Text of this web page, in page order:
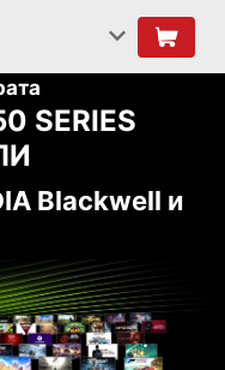
SERIES
Blackwell и